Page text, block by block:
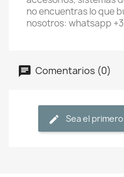
no encuentras lo que
nosotros: whatsapp
Comentarios (0)
Sea el